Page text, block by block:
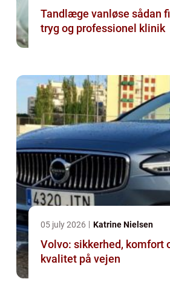
Tandlæge vanløse sådan finder du en
tryg og professionel klinik
05 july 2026 Katrine Nielsen
Volvo: sikkerhed, komfort
kvalitet på vejen